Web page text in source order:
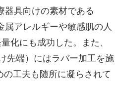
具向けの素材である
属アレルギーや敏感肌の人
化にも成功した。また、
先端）にはラバー加工を施
の工夫も随所に凝らされて